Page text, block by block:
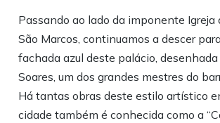
Passando ao lado da imponente Igreja
São Marcos, continuamos a descer
fachada azul deste palácio,
Soares, um dos grandes mestres do
Há tantas obras deste estilo artístico
cidade também é conhecida como a